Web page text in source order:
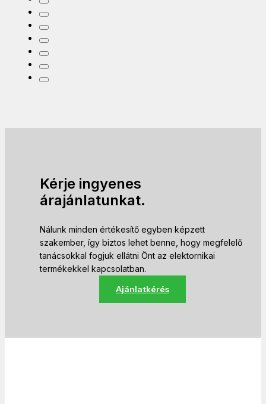
Kérje ingyenes
árajánlatunkat.
Nálunk minden értékesítő egyben képzett
szakember, így biztos lehet benne, hogy megfelelő
tanácsokkal fogjuk ellátni Önt az elektornikai
termékekkel kapcsolatban.
Ajánlatkérés